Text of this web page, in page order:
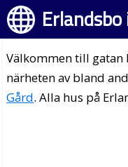
Välkommen till gatan
närheten av bland
Gård. Alla hus på